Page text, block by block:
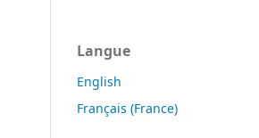
Langue
English
Français (France)